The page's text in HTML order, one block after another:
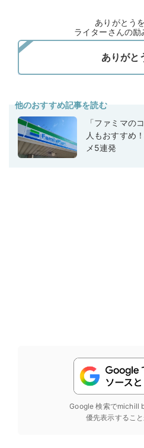
ありがとう
ライターさんの励
他のおすすめ記事を読む
「ファミマの
人もおすすめ
メ5連発
Google 検索でmichill
優先表示するこ